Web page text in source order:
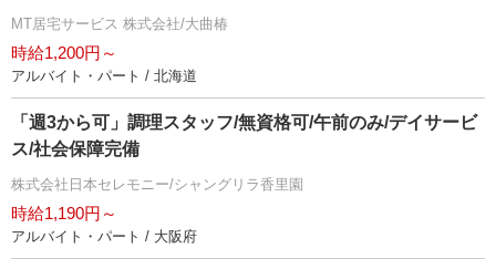
MT居宅サービス 株式会社/大曲椿
時給1,200円～
アルバイト・パート / 北海道
「週3から可」調理スタッフ/無資格可/午前のみ/デイサービ
ス/社会保障完備
株式会社日本セレモニー/シャングリラ香里園
時給1,190円～
アルバイト・パート / 大阪府